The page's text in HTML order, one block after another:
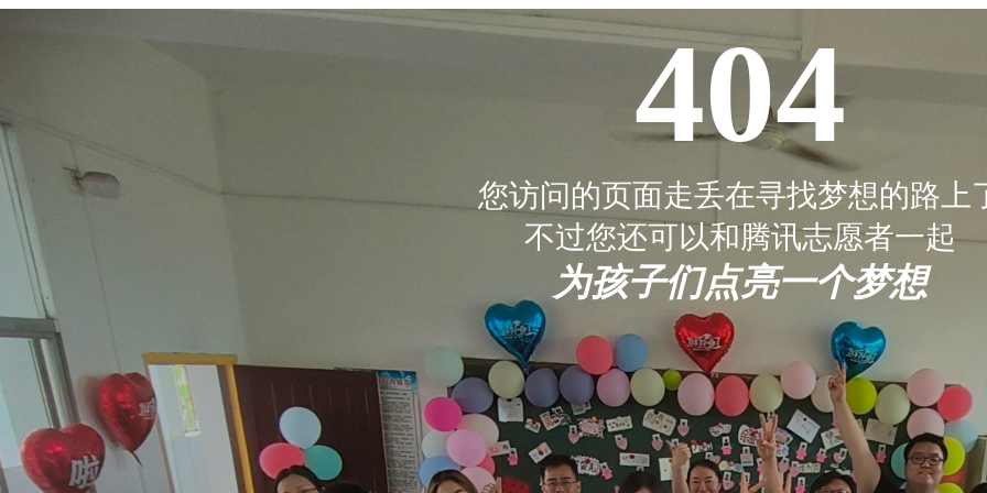
404
您访问的页面走丢在寻找梦想的路上
不过您还可以和腾讯志愿者一起
为孩子们点亮一个梦想